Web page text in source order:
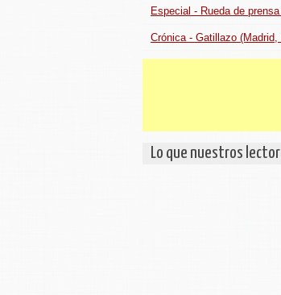
Especial - Rueda de
Crónica - Gatillazo
Lo que nuestros